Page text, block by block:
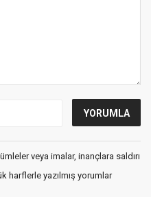
veya imalar, inançlara saldırı
harflerle yazılmış yorumlar